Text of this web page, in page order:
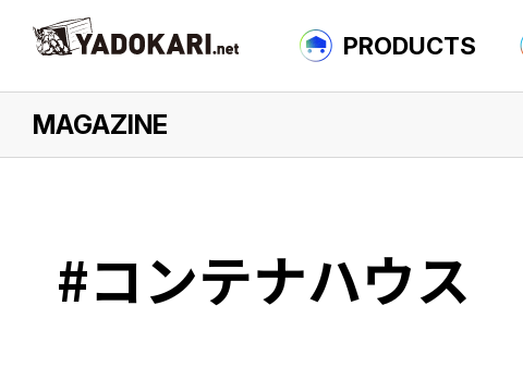
PRODUCTS
MAGAZINE
#コンテナハウス